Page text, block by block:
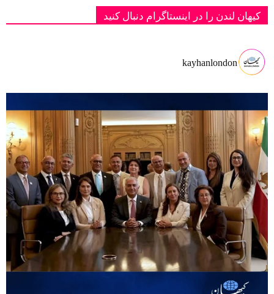
کیهان لندن را در اینستاگرام دنبال کنید
kayhanlondon